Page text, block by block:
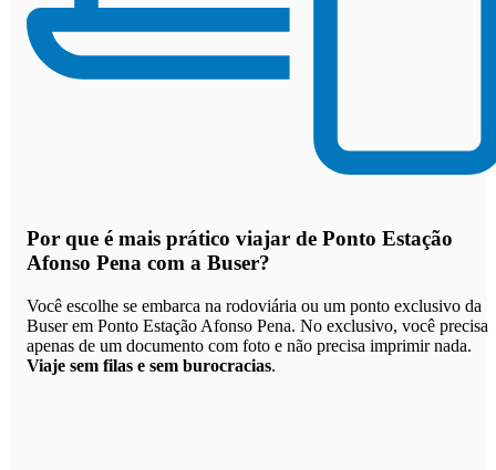
Por que é mais prático viajar de Ponto Estação
Afonso Pena com a Buser?
Você escolhe se embarca na rodoviária ou um ponto exclusivo da
Buser em Ponto Estação Afonso Pena. No exclusivo, você precisa
apenas de um documento com foto e não precisa imprimir nada.
Viaje sem filas e sem burocracias.